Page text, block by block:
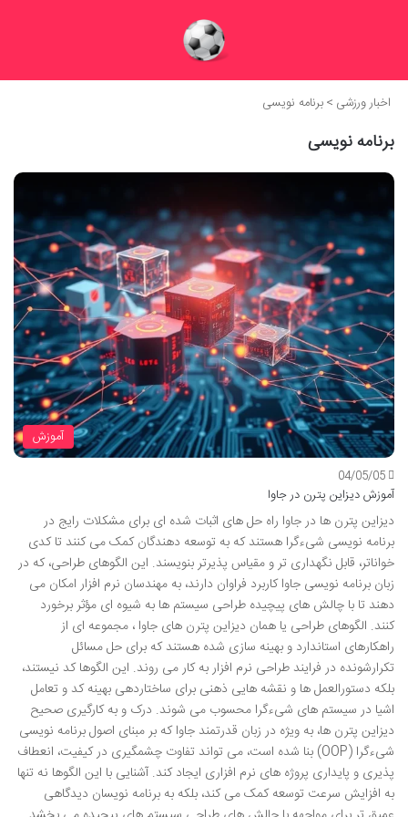
اخبار ورزشی >برنامه نویسی
برنامه نویسی
آموزش
04/05/05
آموزش دیزاین پترن در جاوا
دیزاین پترن ها در جاوا راه حل های اثبات شده ای برای مشکلات رایج در
برنامه نویسی شیءگرا هستند که به توسعه دهندگان کمک می کنند تا کدی
خواناتر، قابل نگهداری تر و مقیاس پذیرتر بنویسند. این الگوهای طراحی، که در
زبان برنامه نویسی جاوا کاربرد فراوان دارند، به مهندسان نرم افزار امکان می
دهند تا با چالش های پیچیده طراحی سیستم ها به شیوه ای مؤثر برخورد
کنند. الگوهای طراحی یا همان دیزاین پترن های جاوا ، مجموعه ای از
راهکارهای استاندارد و بهینه سازی شده هستند که برای حل مسائل
تکرارشونده در فرایند طراحی نرم افزار به کار می روند. این الگوها کد نیستند،
بلکه دستورالعمل ها و نقشه هایی ذهنی برای ساختاردهی بهینه کد و تعامل
اشیا در سیستم های شیءگرا محسوب می شوند. درک و به کارگیری صحیح
دیزاین پترن ها، به ویژه در زبان قدرتمند جاوا که بر مبنای اصول برنامه نویسی
شیءگرا (OOP) بنا شده است، می تواند تفاوت چشمگیری در کیفیت، انعطاف
پذیری و پایداری پروژه های نرم افزاری ایجاد کند. آشنایی با این الگوها نه تنها
به افزایش سرعت توسعه کمک می کند، بلکه به برنامه نویسان دیدگاهی